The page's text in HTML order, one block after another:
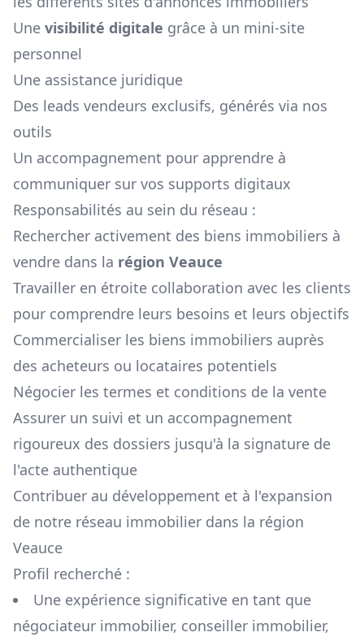
Une visibilité digitale grâce à un mini-site
personnel
Une assistance juridique
Des leads vendeurs exclusifs, générés via nos
outils
Un accompagnement pour apprendre à
communiquer sur vos supports digitaux
Responsabilités au sein du réseau :
Rechercher activement des biens immobiliers à
vendre dans la région Veauce
Travailler en étroite collaboration avec les clients
pour comprendre leurs besoins et leurs objectifs
Commercialiser les biens immobiliers auprès
des acheteurs ou locataires potentiels
Négocier les termes et conditions de la vente
Assurer un suivi et un accompagnement
rigoureux des dossiers jusqu'à la signature de
l'acte authentique
Contribuer au développement et à l'expansion
de notre réseau immobilier dans la région
Veauce
Profil recherché :
Une expérience significative en tant que
négociateur immobilier, conseiller immobilier,